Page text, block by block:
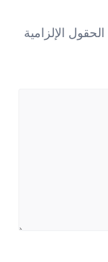
الحقول الإلزامية